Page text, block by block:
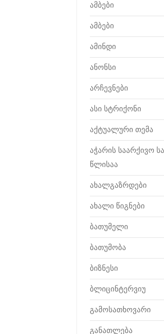
ამბები
ამბები
ამინდი
ანონსი
არჩევნები
ასი სტრიქონი
აქტუალური თემა
აჭარის საარქივო
წლისაა
ახალგაზრდები
ახალი წიგნები
ბათუმელი
ბათუმობა
ბიზნესი
ბლიცინტერვიუ
გამოსათხოვარი
განათლება